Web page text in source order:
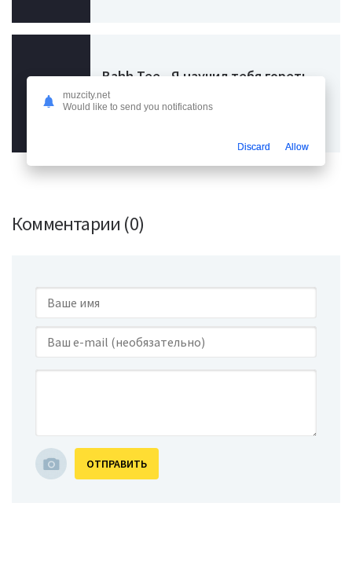
Bahh Tee - Я научил тебя гореть
ты сожгла мне крылья
Узбекские и казахские песни, 30.03.24
Комментарии (0)
ОТПРАВИТЬ
muzcity.net
Would like to send you notifications
Discard Allow